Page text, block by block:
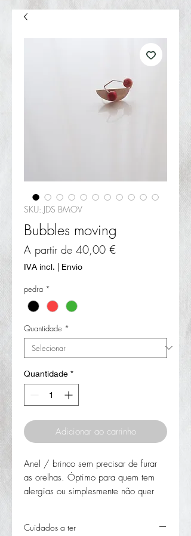
SKU: JDS BMOV
Bubbles moving
A partir de 40,00 €Preço
IVA incl. Envio
pedra *
Quantidade *
Quantidade *
Adicionar ao carrinho
Anel / brinco sem precisar de furar
as orelhas. Óptimo para quem tem
alergias ou simplesmente não quer
entre ónix, jaspe vermelha e verde.
Cuidados a ter